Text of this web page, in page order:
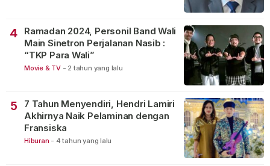
4
Ramadan 2024, Personil Band Wali
Main Sinetron Perjalanan Nasib :
“TKP Para Wali”
Movie & TV - 2 tahun yang lalu
5
7 Tahun Menyendiri, Hendri Lamiri
Akhirnya Naik Pelaminan dengan
Fransiska
Hiburan - 4 tahun yang lalu